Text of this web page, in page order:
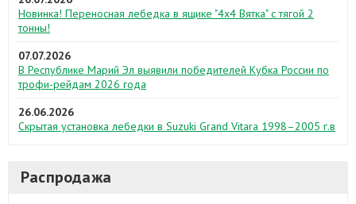
Новинка! Переносная лебедка в ящике "4х4 Вятка" с тягой 2
тонны!
07.07.2026
В Республике Марий Эл выявили победителей Кубка России по
трофи-рейдам 2026 года
26.06.2026
Скрытая установка лебедки в Suzuki Grand Vitara 1998–2005 г.в
Распродажа